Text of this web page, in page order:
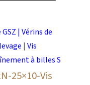
GSZ | Vérins de
levage |Vis
à billes S
25×10-Vis